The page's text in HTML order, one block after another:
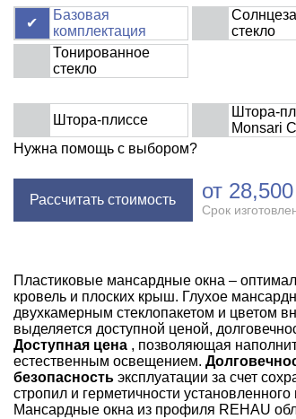
Базовая
комплектация
стекло
Тонированное
стекло
Штора-плиссе
Штора-
Monsari
Нужна помощь с выбором?
Рассчитать стоимость от 28,500
Срок
Пластиковые мансардные окна –
кровель и плоских крыш. Глухое
двухкамерным стеклопакетом и цветом
выделяется доступной ценой,
Доступная цена , позволяющая
естественным освещением.
безопасностьэксплуатации за счет
стропил и герметичности
Мансардные окна из профиля REHAU